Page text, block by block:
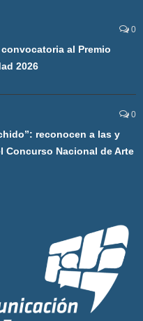
0
al Premio
2026
0
reconocen a las y
Concurso Nacional de Arte